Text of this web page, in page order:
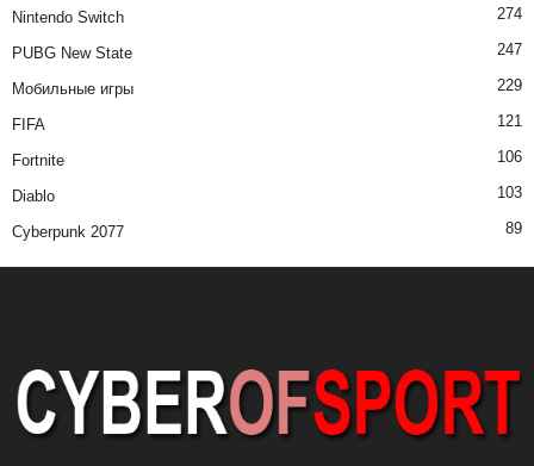
Nintendo Switch 274
PUBG New State 247
Мобильные игры 229
FIFA 121
Fortnite 106
Diablo 103
Cyberpunk 2077 89